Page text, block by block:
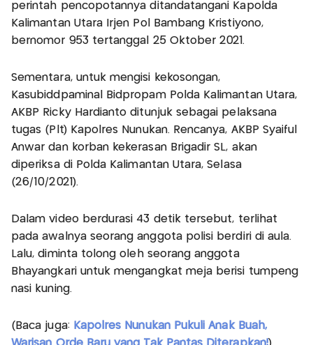
perintah pencopotannya ditandatangani Kapolda
Kalimantan Utara Irjen Pol Bambang Kristiyono,
bernomor 953 tertanggal 25 Oktober 2021.
Sementara, untuk mengisi kekosongan,
Kasubiddpaminal Bidpropam Polda Kalimantan Utara,
AKBP Ricky Hardianto ditunjuk sebagai pelaksana
tugas (Plt) Kapolres Nunukan. Rencanya, AKBP Syaiful
Anwar dan korban kekerasan Brigadir SL, akan
diperiksa di Polda Kalimantan Utara, Selasa
(26/10/2021).
Dalam video berdurasi 43 detik tersebut, terlihat
pada awalnya seorang anggota polisi berdiri di aula.
Lalu, diminta tolong oleh seorang anggota
Bhayangkari untuk mengangkat meja berisi tumpeng
nasi kuning.
(Baca juga: Kapolres Nunukan Pukuli Anak Buah,